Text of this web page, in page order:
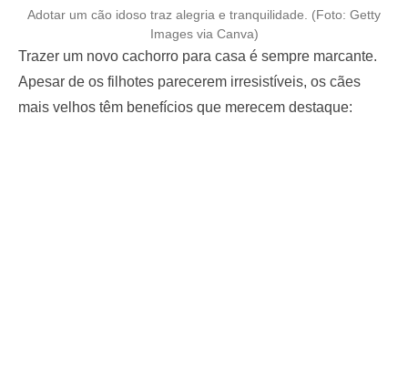
Adotar um cão idoso traz alegria e tranquilidade. (Foto: Getty
Images via Canva)
Trazer um novo cachorro para casa é sempre marcante.
Apesar de os filhotes parecerem irresistíveis, os cães
mais velhos têm benefícios que merecem destaque: